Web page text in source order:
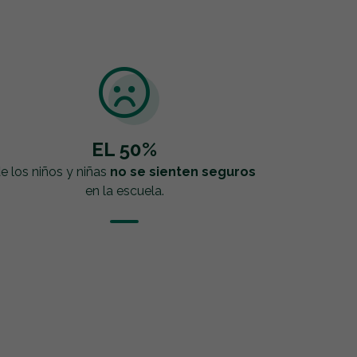
EL 50%
los niños y niñas no se sienten seguros
en la escuela.